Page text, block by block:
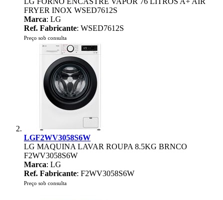
FRYER INOX WSED7612S
Marca: LG
Ref. Fabricante: WSED7612S
Preço sob consulta
LGF2WV3058S6W
LG MAQUINA LAVAR ROUPA 8.5KG BRNCO
F2WV3058S6W
Marca: LG
Ref. Fabricante: F2WV3058S6W
Preço sob consulta